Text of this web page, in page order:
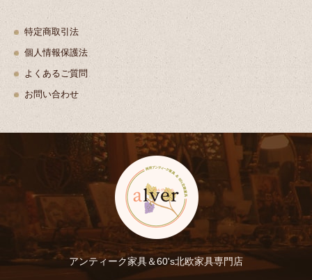
特定商取引法
個人情報保護法
よくあるご質問
お問い合わせ
アンティーク家具＆60's北欧家具専門店